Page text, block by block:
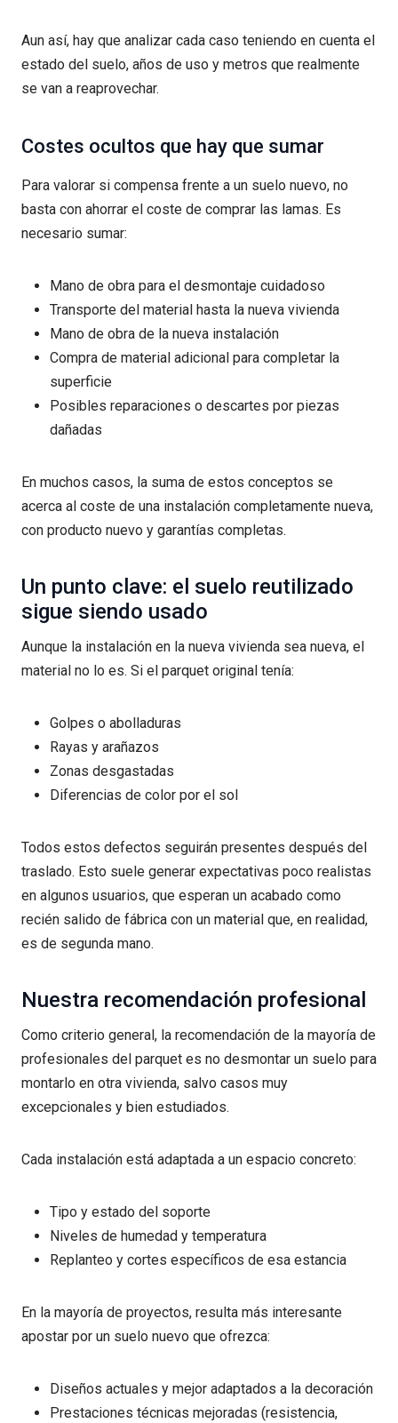
Aun así, hay que analizar cada caso teniendo en cuenta el
estado del suelo, años de uso y metros que realmente
se van a reaprovechar.
Costes ocultos que hay que sumar
Para valorar si compensa frente a un suelo nuevo, no
basta con ahorrar el coste de comprar las lamas. Es
necesario sumar:
Mano de obra para el desmontaje cuidadoso
Transporte del material hasta la nueva vivienda
Mano de obra de la nueva instalación
Compra de material adicional para completar la
superficie
Posibles reparaciones o descartes por piezas
dañadas
En muchos casos, la suma de estos conceptos se
acerca al coste de una instalación completamente nueva,
con producto nuevo y garantías completas.
Un punto clave: el suelo reutilizado
sigue siendo usado
Aunque la instalación en la nueva vivienda sea nueva, el
material no lo es. Si el parquet original tenía:
Golpes o abolladuras
Rayas y arañazos
Zonas desgastadas
Diferencias de color por el sol
Todos estos defectos seguirán presentes después del
traslado. Esto suele generar expectativas poco realistas
en algunos usuarios, que esperan un acabado como
recién salido de fábrica con un material que, en realidad,
es de segunda mano.
Nuestra recomendación profesional
Como criterio general, la recomendación de la mayoría de
profesionales del parquet es no desmontar un suelo para
montarlo en otra vivienda, salvo casos muy
excepcionales y bien estudiados.
Cada instalación está adaptada a un espacio concreto:
Tipo y estado del soporte
Niveles de humedad y temperatura
Replanteo y cortes específicos de esa estancia
En la mayoría de proyectos, resulta más interesante
apostar por un suelo nuevo que ofrezca:
Diseños actuales y mejor adaptados a la decoración
Prestaciones técnicas mejoradas (resistencia,